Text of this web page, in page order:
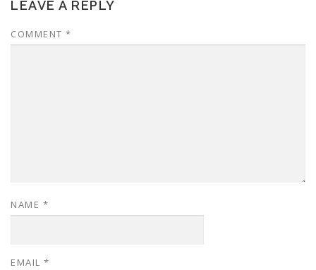
LEAVE A REPLY
COMMENT *
NAME *
EMAIL *